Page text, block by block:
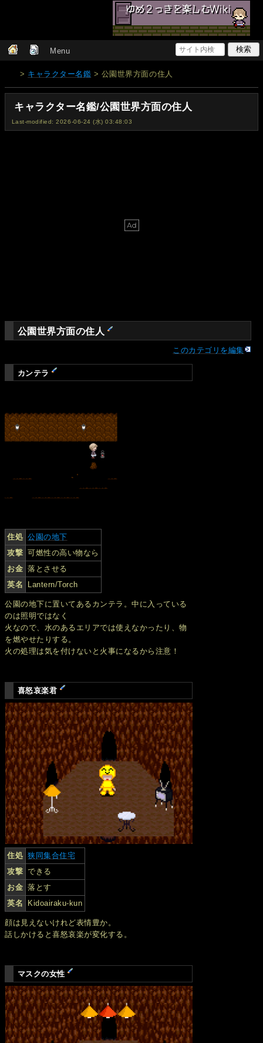
Menu
> キャラクター名鑑 > 公園世界方面の住人
キャラクター名鑑/公園世界方面の住人
Last-modified: 2026-06-24 (水) 03:48:03
公園世界方面の住人
このカテゴリを編集
カンテラ
住処 公園の地下
攻撃 可燃性の高い物なら
お金 落とさせる
英名
Lantern/Torch
公園の地下に置いてあるカンテラ。中に入っている
のは照明ではなく
火なので、水のあるエリアでは使えなかったり、物
を燃やせたりする。
火の処理は気を付けないと火事になるから注意！
喜怒哀楽君
住処 狭同集合住宅
攻撃 できる
お金 落とす
英名
Kidoairaku-kun
顔は見えないけれど表情豊か。
話しかけると喜怒哀楽が変化する。
マスクの女性